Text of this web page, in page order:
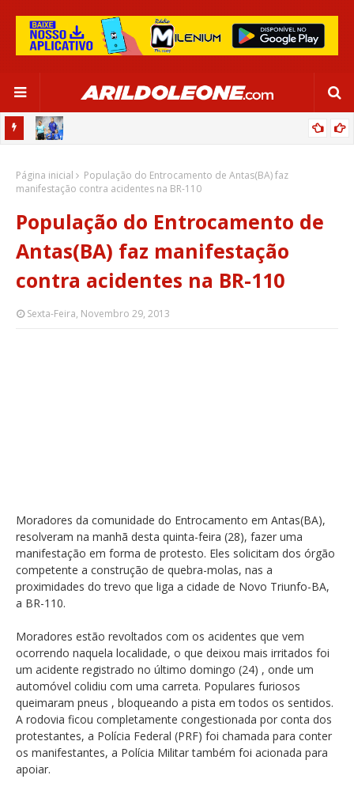
SALVADOR
Página inicial
População do Entrocamento de Antas(BA) faz
manifestação contra acidentes na BR-110
População do Entrocamento de
Antas(BA) faz manifestação
contra acidentes na BR-110
Sexta-Feira, Novembro 29, 2013
Moradores da comunidade do Entrocamento em Antas(BA),
resolveram na manhã desta quinta-feira (28), fazer uma
manifestação em forma de protesto. Eles solicitam dos órgão
competente a construção de quebra-molas, nas a
proximidades do trevo que liga a cidade de Novo Triunfo-BA,
a BR-110.
Moradores estão revoltados com os acidentes que vem
ocorrendo naquela localidade, o que deixou mais irritados foi
um acidente registrado no último domingo (24) , onde um
automóvel colidiu com uma carreta. Populares furiosos
queimaram pneus , bloqueando a pista em todos os sentidos.
A rodovia ficou completamente congestionada por conta dos
protestantes, a Polícia Federal (PRF) foi chamada para conter
os manifestantes, a Polícia Militar também foi acionada para
apoiar.